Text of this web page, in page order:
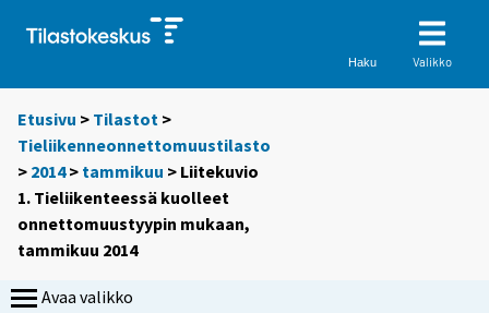
Haku Valikko
Etusivu > Tilastot >
Tieliikenneonnettomuustilasto
> 2014> tammikuu > Liitekuvio
1. Tieliikenteessä kuolleet
onnettomuustyypin mukaan,
tammikuu 2014
Avaa valikko